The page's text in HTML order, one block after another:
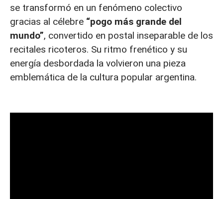
se transformó en un fenómeno colectivo
gracias al célebre “pogo más grande del
mundo”, convertido en postal inseparable de los
recitales ricoteros. Su ritmo frenético y su
energía desbordada la volvieron una pieza
emblemática de la cultura popular argentina.